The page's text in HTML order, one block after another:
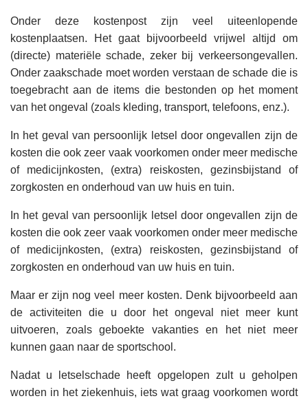
Onder deze kostenpost zijn veel uiteenlopende
kostenplaatsen. Het gaat bijvoorbeeld vrijwel altijd om
(directe) materiële schade, zeker bij verkeersongevallen.
Onder zaakschade moet worden verstaan de schade die is
toegebracht aan de items die bestonden op het moment
van het ongeval (zoals kleding, transport, telefoons, enz.).
In het geval van persoonlijk letsel door ongevallen zijn de
kosten die ook zeer vaak voorkomen onder meer medische
of medicijnkosten, (extra) reiskosten, gezinsbijstand of
zorgkosten en onderhoud van uw huis en tuin.
In het geval van persoonlijk letsel door ongevallen zijn de
kosten die ook zeer vaak voorkomen onder meer medische
of medicijnkosten, (extra) reiskosten, gezinsbijstand of
zorgkosten en onderhoud van uw huis en tuin.
Maar er zijn nog veel meer kosten. Denk bijvoorbeeld aan
de activiteiten die u door het ongeval niet meer kunt
uitvoeren, zoals geboekte vakanties en het niet meer
kunnen gaan naar de sportschool.
Nadat u letselschade heeft opgelopen zult u geholpen
worden in het ziekenhuis, iets wat graag voorkomen wordt